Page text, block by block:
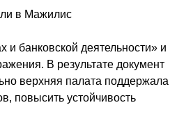
в Мажилис
и банковской деятельности» и
В результате документ
верхняя палата поддержала
повысить устойчивость